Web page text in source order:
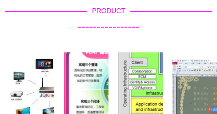
PRODUCT
----------------